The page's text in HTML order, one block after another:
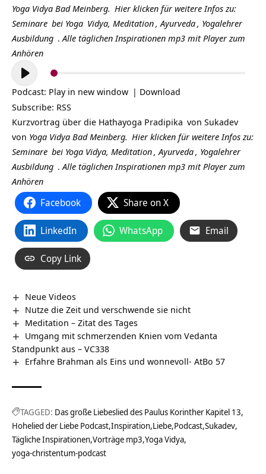
Yoga Vidya Bad Meinberg. Hier klicken für weitere Infos zu:
Seminare bei Yoga Vidya, Meditation, Ayurveda, Yogalehrer
Ausbildung . Alle täglichen Inspirationen mp3 mit Player zum
Anhören
Audio-
Player
Podcast: Play in new window | Download
Subscribe: RSS
Kurzvortrag über die Hathayoga Pradipika von Sukadev
von Yoga Vidya Bad Meinberg. Hier klicken für weitere Infos zu:
Seminare bei Yoga Vidya, Meditation, Ayurveda, Yogalehrer
Ausbildung . Alle täglichen Inspirationen mp3 mit Player zum
Anhören
Facebook Share on X
LinkedIn WhatsApp Email
Copy Link
Neue Videos
Nutze die Zeit und verschwende sie nicht
Meditation – Zitat des Tages
Umgang mit schmerzenden Knien vom Vedanta
Standpunkt aus – VC338
Erfahre Brahman als Eins und wonnevoll- AtBo 57
TAGGED: Das große Liebeslied des Paulus Korinther Kapitel 13
Hohelied der Liebe Podcast Inspiration Liebe Podcast Sukadev
Tägliche Inspirationen Vorträge mp3 Yoga Vidya
yoga-christentum-podcast